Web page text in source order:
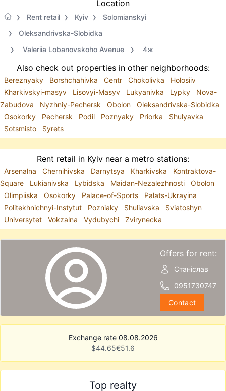
Location
Rent retail Kyiv
Solomianskyi
Oleksandrivska-Slobidka
Valeriia Lobanovskoho Avenue
4ж
Also check out properties in other neighborhoods:
Bereznyaky Borshchahivka Centr Chokolivka
Holosiiv
Kharkivskyi-masyv
Lisovyi-Masyv Lukyanivka Lypky
Nova-
Zabudova
Nyzhniy-Pechersk Obolon
Oleksandrivska-Slobidka
Osokorky
Pechersk Podil Poznyaky Priorka
Shulyavka
Sotsmisto
Syrets
Rent retail in Kyiv near a metro stations:
Arsenalna Chernihivska Darnytsya Kharkivska
Kontraktova-
Square
Lukianivska Lybidska Maidan-Nezalezhnosti
Obolon
Olimpiiska
Osokorky Palace-of-Sports
Palats-Ukrayina
Politekhnichnyi-Instytut
Pozniaky Shuliavska
Sviatoshyn
Universytet
Vokzalna Vydubychi Zvirynecka
Offers for rent:
Станіслав
0951730747
Contact
Exchange rate 08.08.2026
$44.65€51.6
Top realty